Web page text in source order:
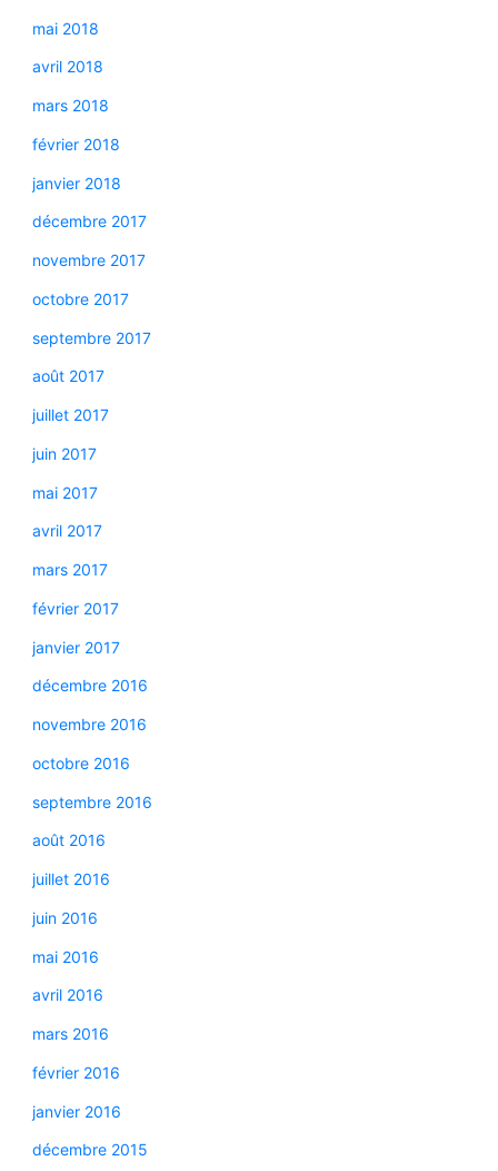
mai 2018
avril 2018
mars 2018
février 2018
janvier 2018
décembre 2017
novembre 2017
octobre 2017
septembre 2017
août 2017
juillet 2017
juin 2017
mai 2017
avril 2017
mars 2017
février 2017
janvier 2017
décembre 2016
novembre 2016
octobre 2016
septembre 2016
août 2016
juillet 2016
juin 2016
mai 2016
avril 2016
mars 2016
février 2016
janvier 2016
décembre 2015